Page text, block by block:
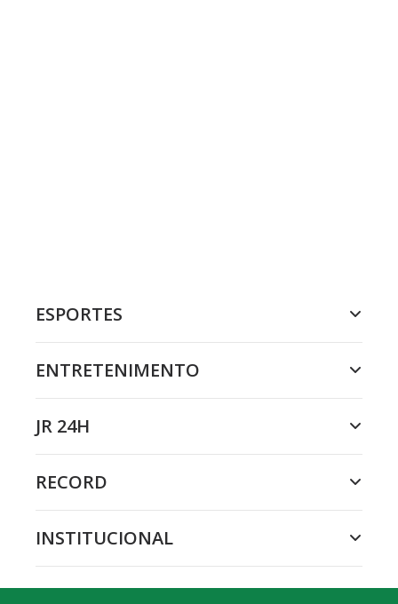
ESPORTES
ENTRETENIMENTO
JR 24H
RECORD
INSTITUCIONAL